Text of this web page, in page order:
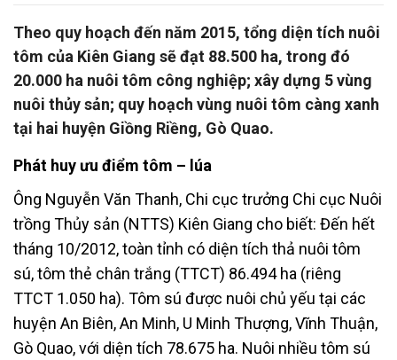
Theo quy hoạch đến năm 2015, tổng diện tích nuôi
tôm của Kiên Giang sẽ đạt 88.500 ha, trong đó
20.000 ha nuôi tôm công nghiệp; xây dựng 5 vùng
nuôi thủy sản; quy hoạch vùng nuôi tôm càng xanh
tại hai huyện Giồng Riềng, Gò Quao.
Phát huy ưu điểm tôm – lúa
Ông Nguyễn Văn Thanh, Chi cục trưởng Chi cục Nuôi
trồng Thủy sản (NTTS) Kiên Giang cho biết: Đến hết
tháng 10/2012, toàn tỉnh có diện tích thả nuôi tôm
sú, tôm thẻ chân trắng (TTCT) 86.494 ha (riêng
TTCT 1.050 ha). Tôm sú được nuôi chủ yếu tại các
huyện An Biên, An Minh, U Minh Thượng, Vĩnh Thuận,
Gò Quao, với diện tích 78.675 ha. Nuôi nhiều tôm sú